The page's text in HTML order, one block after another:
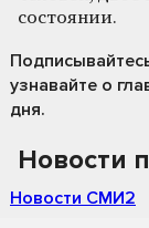
состоянии.
узнавайте о
дня.
Новости
Новости СМИ2